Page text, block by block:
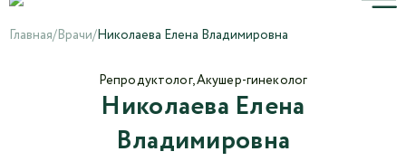
Главная/Врачи/Николаева Елена Владимировна
Николаева Елена
Владимировна
Репродуктолог, Акушер-гинеколог
Текст отзыва*